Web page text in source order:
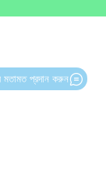
মতামত প্রদান করুন